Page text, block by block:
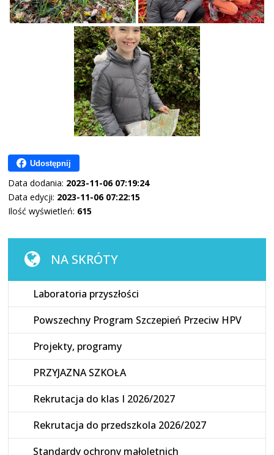
Udostępnij
Data dodania: 2023-11-06 07:19:24
Data edycji: 2023-11-06 07:22:15
Ilość wyświetleń: 615
NA SKRÓTY
Laboratoria przyszłości
Powszechny Program Szczepień Przeciw HPV
Projekty, programy
PRZYJAZNA SZKOŁA
Rekrutacja do klas I 2026/2027
Rekrutacja do przedszkola 2026/2027
Standardy ochrony małoletnich